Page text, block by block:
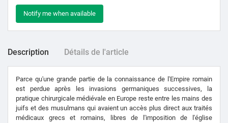
Notify me when available
Description Détails de l'article
Parce qu'une grande partie de la connaissance de l'Empire romain
est perdue après les invasions germaniques successives, la
pratique chirurgicale médiévale en Europe reste entre les mains des
juifs et des musulmans qui avaient un accès plus direct aux traités
médicaux grecs et romains, libres de l'imposition de l'église